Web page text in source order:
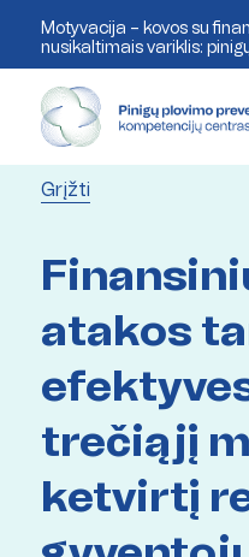
Motyvacija – kovos su
nusikaltimais variklis:
plovimo prevencijos
aptaria šiandienos iššūkius
Grįžti
atakos
trečiąjį
ketvirtį